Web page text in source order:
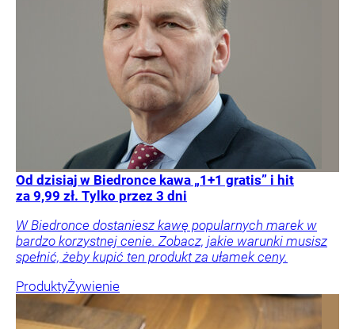
Od dzisiaj w Biedronce kawa „1+1 gratis” i hit
za 9,99 zł. Tylko przez 3 dni
W Biedronce dostaniesz kawę popularnych marek w
bardzo korzystnej cenie. Zobacz, jakie warunki musisz
spełnić, żeby kupić ten produkt za ułamek ceny.
ProduktyŻywienie